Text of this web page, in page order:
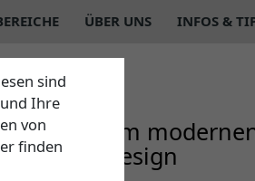
ÜBER UNS INFOS &
- Markise im
Design
sind
Ihre
von
finden